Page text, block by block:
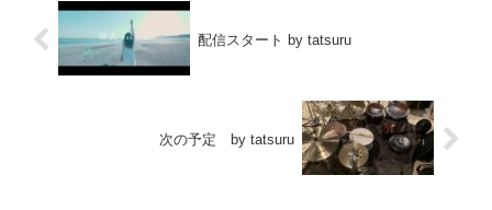
配信スタート by tatsuru
次の予定 by tatsuru